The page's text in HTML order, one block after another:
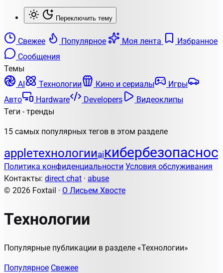
Переключить тему
Свежее Популярное Моя лента
Избранное
Сообщения
Темы
AI
Технологии Кино и сериалы
Игры
Авто
Hardware Developers
Видеоклипы
Теги - тренды
15 самых популярных тегов в этом разделе
appleтехнологииai
Политика конфиденциальности Условия обслуживания
Контакты: direct chat · abuse
© 2026 Foxtail · О Лисьем Хвосте
Технологии
Популярные публикации в разделе «Технологии»
Популярное Свежее